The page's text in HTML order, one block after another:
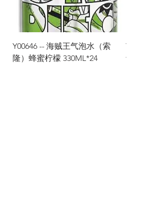
Y00646 -- 海贼王气泡水（索
隆）蜂蜜柠檬 330ML*24
Y00645
士）热带